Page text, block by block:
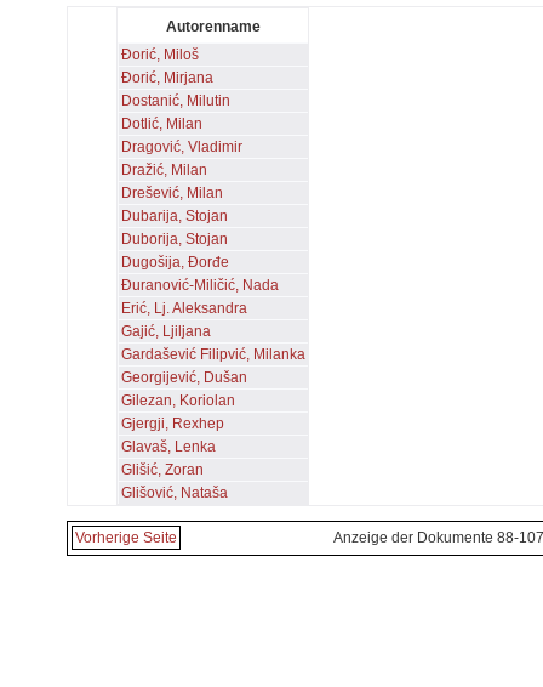
Autorenname
Đorić, Miloš
Đorić, Mirjana
Dostanić, Milutin
Dotlić, Milan
Dragović, Vladimir
Dražić, Milan
Drešević, Milan
Dubarija, Stojan
Duborija, Stojan
Dugošija, Đorđe
Đuranović-Miličić, Nada
Erić, Lj. Aleksandra
Gajić, Ljiljana
Gardašević Filipvić, Milanka
Georgijević, Dušan
Gilezan, Koriolan
Gjergji, Rexhep
Glavaš, Lenka
Glišić, Zoran
Glišović, Nataša
Vorherige Seite Anzeige der Dokumente 88-